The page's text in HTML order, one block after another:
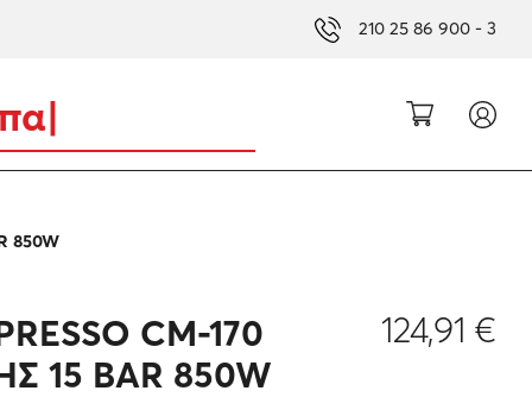
210 25 86 900 - 3
850W
CM-170
15 BAR 850W
124,91 €